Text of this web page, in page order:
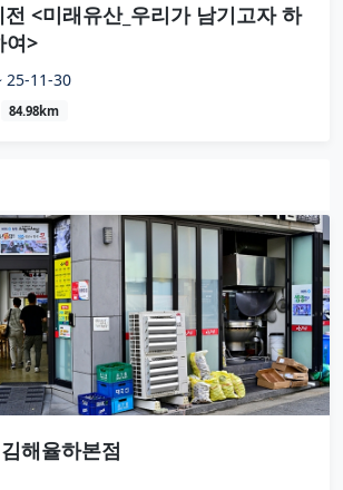
<미래유산_우리가 남기고자 하
여>
25-11-30
84.98km
해율하본점